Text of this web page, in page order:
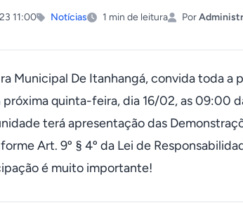
11:00 Notícias 1 min de leitura Por
Municipal De Itanhangá, convida toda a
próxima quinta-feira, dia 16/02, as 09:00
terá apresentação das
Art. 9º § 4º da Lei de
é muito importante!